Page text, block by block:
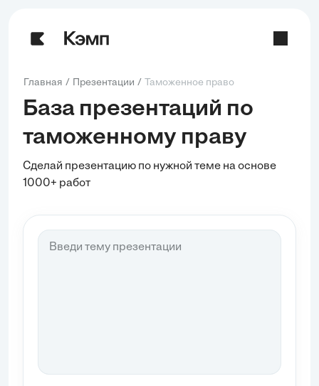
Главная Презентации Таможенное право
База презентаций по
таможенному праву
Сделай презентацию по нужной теме на основе
1000+ работ